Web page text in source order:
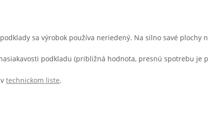
podklady savýrobok používa neriedený. Na silnosavé plochy
podkladu(približná hodnota, presnúspotrebu je
vtechnickom liste.